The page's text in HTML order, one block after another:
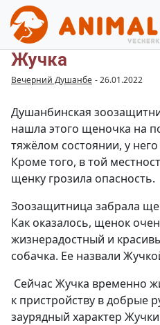
Жучка
Вечерний Душанбе -26.01.2022
Душанбинская
нашла этого щеночка на
тяжёлом состоянии, у
Кроме того, в той
щенку грозила опасность.
Зоозащитница забрала
Как оказалось, щенок
жизнерадостный и
собачка. Ее назвали
Сейчас Жучка временно
к пристройству в добрые
заурядный характер